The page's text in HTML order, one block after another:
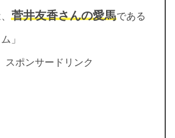
菅井友香さんの愛馬である
」
スポンサードリンク